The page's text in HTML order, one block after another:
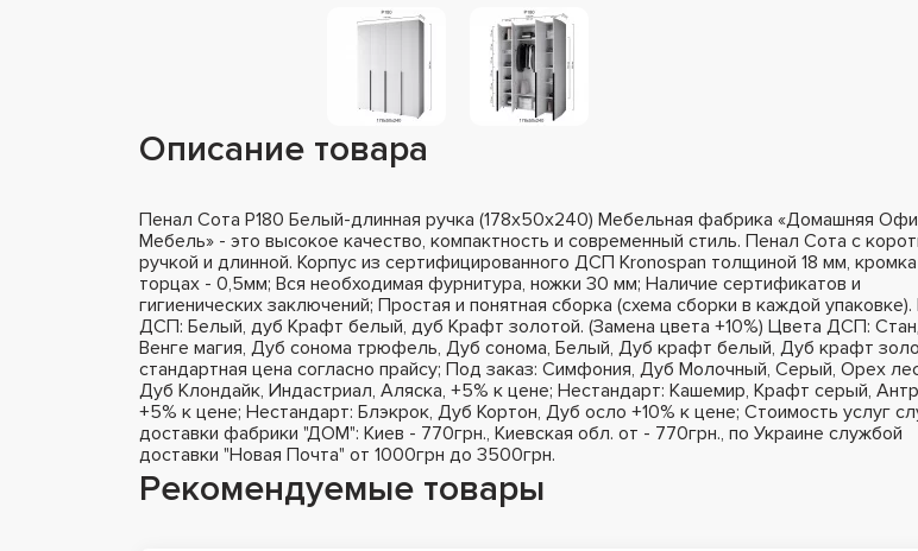
Описание товара
Пенал Сота Р180 Белый-длинная ручка (178х50х240) Мебельная фабрика «Домашняя
Мебель» - это высокое качество, компактность и современный стиль. Пенал Сота с
ручкой и длинной. Корпус из сертифицированного ДСП Kronospan толщиной 18 мм,
торцах - 0,5мм; Вся необходимая фурнитура, ножки 30 мм; Наличие сертификатов и
гигиенических заключений; Простая и понятная сборка (схема сборки в каждой
ДСП: Белый, дуб Крафт белый, дуб Крафт золотой. (Замена цвета +10%) Цвета ДСП:
Венге магия, Дуб сонома трюфель, Дуб сонома, Белый, Дуб крафт белый, Дуб крафт
стандартная цена согласно прайсу; Под заказ: Симфония, Дуб Молочный, Серый, Орех
Дуб Клондайк, Индастриал, Аляска, +5% к цене; Нестандарт: Кашемир, Крафт серый,
+5% к цене; Нестандарт: Блэкрок, Дуб Кортон, Дуб осло +10% к цене; Стоимость услуг
доставки фабрики "ДОМ": Киев - 770грн., Киевская обл. от - 770грн., по Украине службой
доставки "Новая Почта" от 1000грн до 3500грн.
Рекомендуемые товары